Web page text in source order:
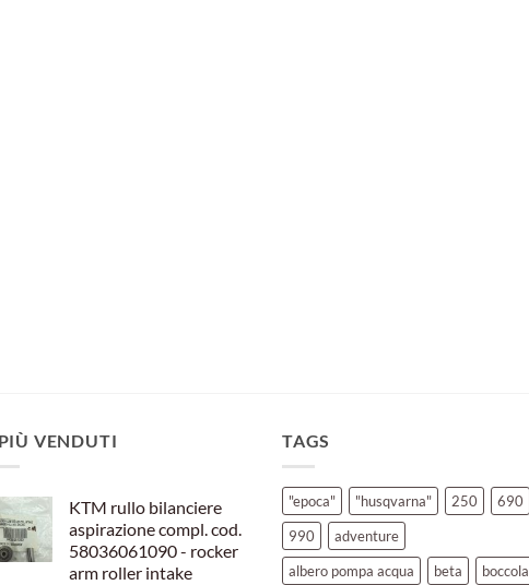
VENDUTI
KTM rullo bilanciere
aspirazione compl. cod.
58036061090 - rocker
arm roller intake
TAGS
"epoca" "husqvarna" 250
690
990
adventure
albero pompa acqua
beta
boccola